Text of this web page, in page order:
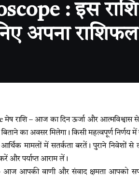
: इस
अपना
राशि – आज का दिन ऊर्जा और आत्मविश्वास से
का अवसर मिलेगा। किसी महत्वपूर्ण निर्णय
मामलों में सतर्कता बरतें। पुराने निवेशों
और पर्याप्त आराम लें।
आज आपकी वाणी और संवाद क्षमता आपको